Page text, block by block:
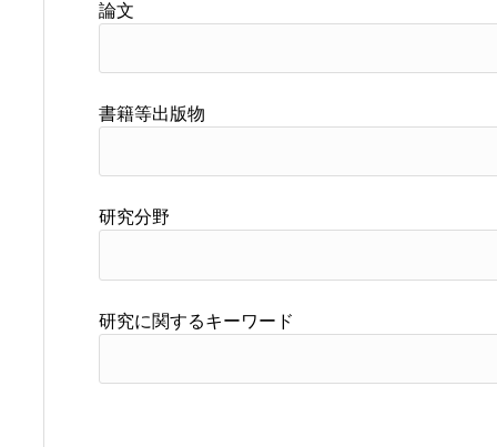
論文
書籍等出版物
研究分野
研究に関するキーワード